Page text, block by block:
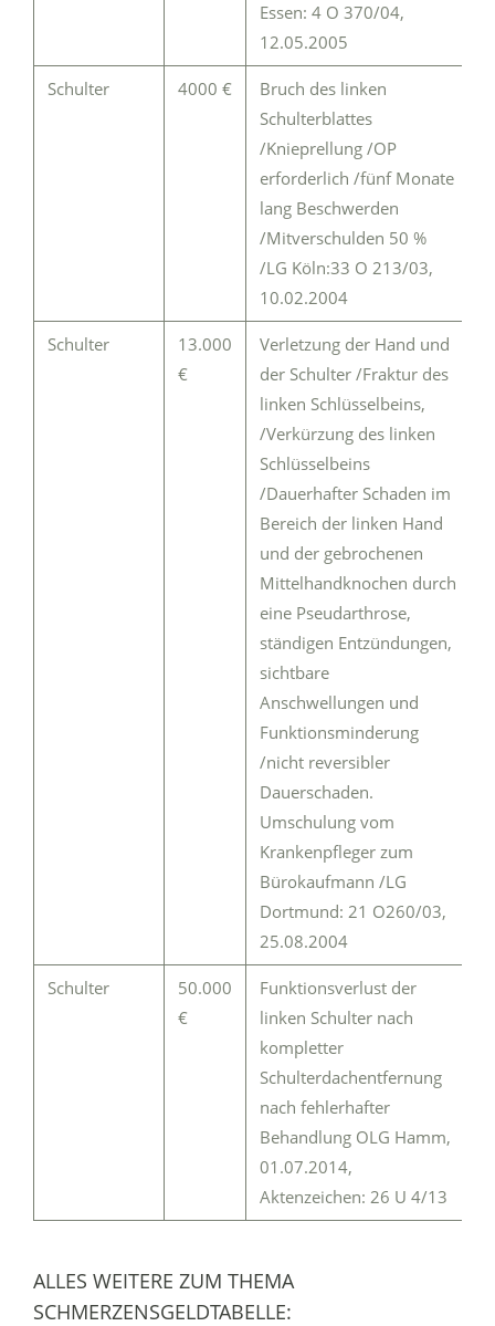
Essen: 4 O 370/04,
12.05.2005
Schulter 4000 €
Bruch des linken
Schulterblattes
/Knieprellung /OP
erforderlich /fünf Monate
lang Beschwerden
/Mitverschulden 50 %
/LG Köln:33 O 213/03,
10.02.2004
Schulter
13.000
€
Verletzung der Hand und
der Schulter /Fraktur des
linken Schlüsselbeins,
/Verkürzung des linken
Schlüsselbeins
/Dauerhafter Schaden im
Bereich der linken Hand
und der gebrochenen
Mittelhandknochen durch
eine Pseudarthrose,
ständigen Entzündungen,
sichtbare
Anschwellungen und
Funktionsminderung
/nicht reversibler
Dauerschaden.
Umschulung vom
Krankenpfleger zum
Bürokaufmann /LG
Dortmund: 21 O260/03,
25.08.2004
Schulter
50.000
€
Funktionsverlust der
linken Schulter nach
kompletter
Schulterdachentfernung
nach fehlerhafter
Behandlung OLG Hamm,
01.07.2014,
Aktenzeichen: 26 U 4/13
ALLES WEITERE ZUM THEMA
SCHMERZENSGELDTABELLE: